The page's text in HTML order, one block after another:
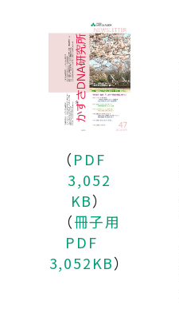
（PDF
3,052
KB）
（冊子用
PDF
3,052KB）